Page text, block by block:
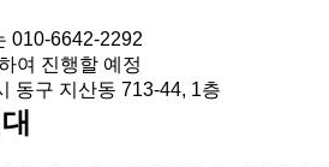
010-6642-2292
여 진행할 예정
동구 지산동 713-44, 1층